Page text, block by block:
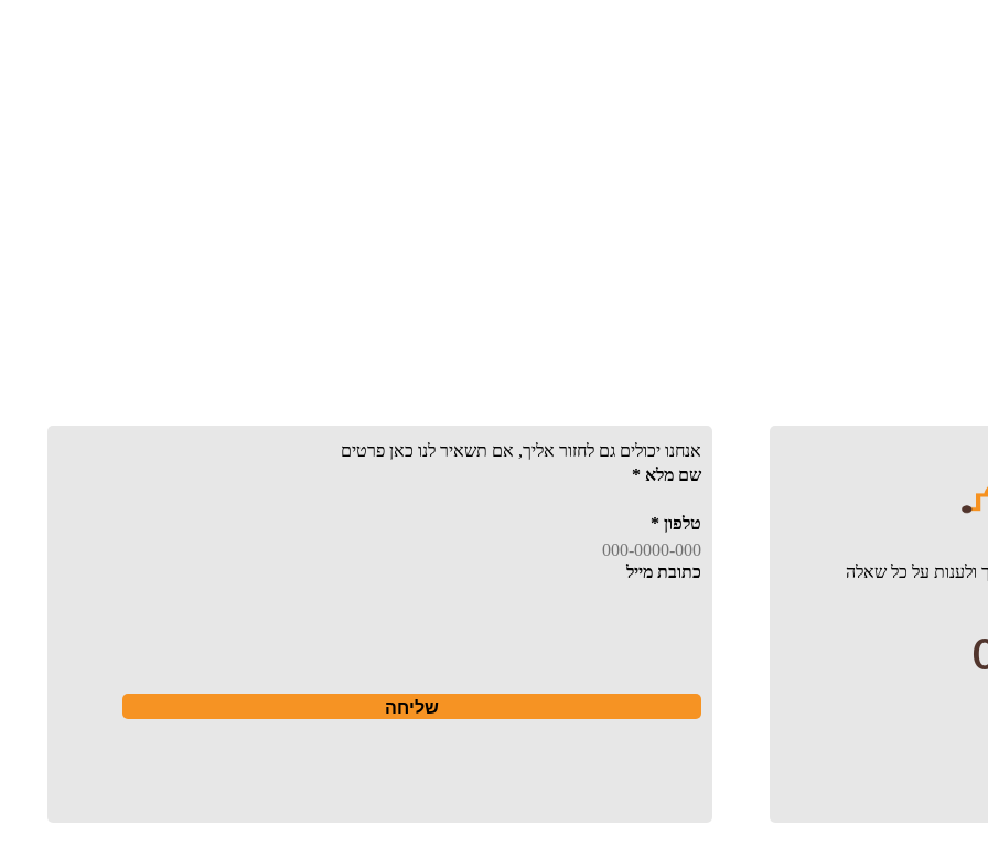
ולענות על כל שאלה
אנחנו יכולים גם לחזור אליך, אם תשאיר לנו כאן פרטים
שם מלא *
טלפון *
כתובת מייל
שליחה